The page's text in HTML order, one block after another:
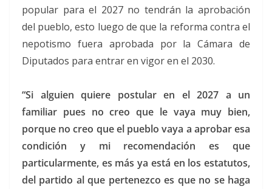
popular para el 2027 no tendrán la aprobación
del pueblo, esto luego de que la reforma contra el
nepotismo fuera aprobada por la Cámara de
Diputados para entrar en vigor en el 2030.
“Si alguien quiere postular en el 2027 a un
familiar pues no creo que le vaya muy bien,
porque no creo que el pueblo vaya a aprobar esa
condición y mi recomendación es que
particularmente, es más ya está en los estatutos,
del partido al que pertenezco es que no se haga